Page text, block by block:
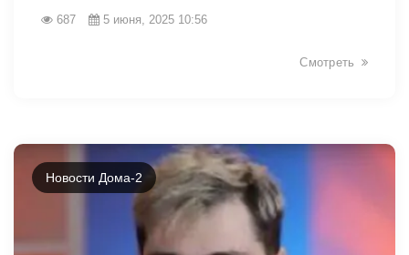
687 5 июня, 2025 10:56
Смотреть
Новости Дома-2